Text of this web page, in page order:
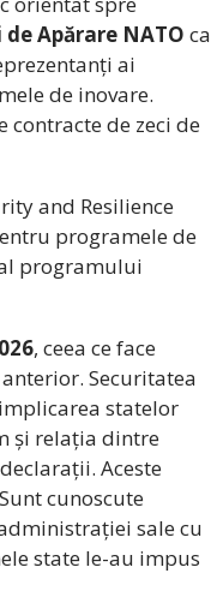
Apărare NATO ca
ai
de inovare.
contracte de zeci de
and Resilience
programele de
programului
, ceea ce face
Securitatea
statelor
și relația dintre
Aceste
cunoscute
sale cu
state le-au impus